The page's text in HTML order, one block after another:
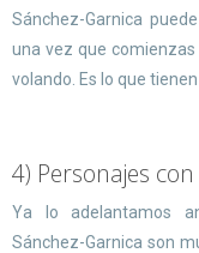
Sánchez-Garnica
una vez que
volando. Es lo que
4) Personajes
Ya lo adelantamos
Sánchez-Garnica son